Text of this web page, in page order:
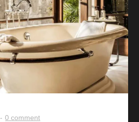
0 comment